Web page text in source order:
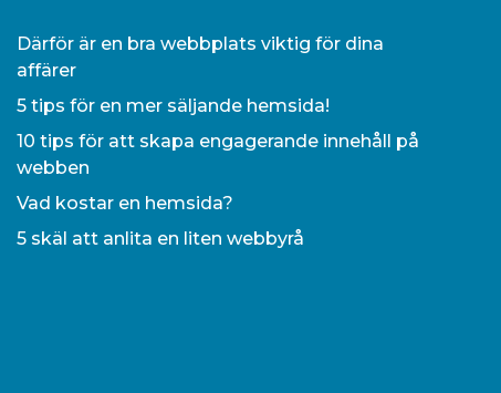
Därför är en bra webbplats viktig för dina
affärer
5 tips för en mer säljande hemsida!
10 tips för att skapa engagerande innehåll på
webben
Vad kostar en hemsida?
5 skäl att anlita en liten webbyrå